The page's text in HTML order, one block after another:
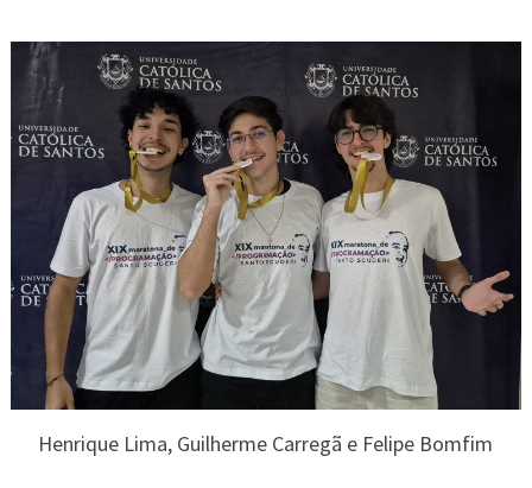
Henrique Lima, Guilherme Carregã e Felipe Bomfim